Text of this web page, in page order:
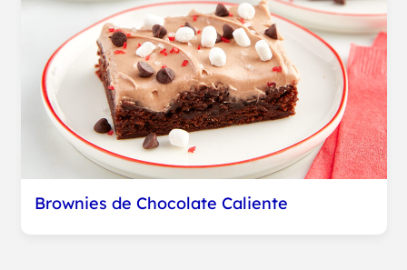
Brownies de Chocolate Caliente